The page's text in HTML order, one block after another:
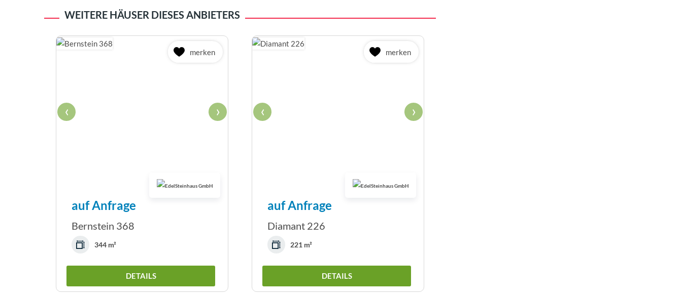
WEITERE HÄUSER DIESES ANBIETERS
merken
‹ ›
auf Anfrage
Bernstein 368
344 m²
DETAILS
merken
‹ ›
auf Anfrage
Diamant 226
221 m²
DETAILS